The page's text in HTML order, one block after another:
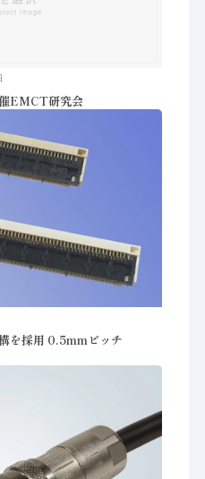
EMCT研究会
を採用 0.5mmピッチ